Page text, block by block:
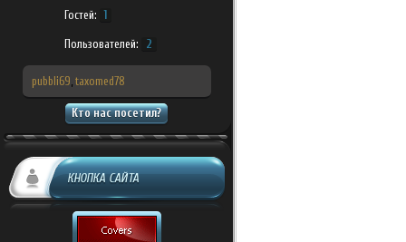
Гостей: 1
Пользователей: 2
pubbli69, taxomed78
Кто нас посетил?
КНОПКА САЙТА